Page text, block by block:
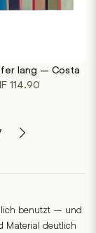
lang – Costa
114.90
benutzt – und
Material deutlich